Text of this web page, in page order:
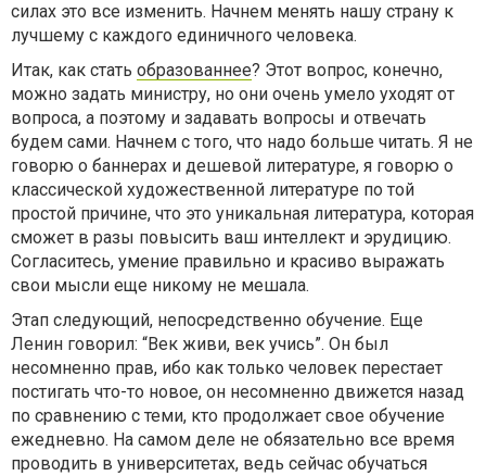
силах это все изменить. Начнем менять нашу страну к
лучшему с каждого единичного человека.
Итак, как стать образованнее? Этот вопрос, конечно,
можно задать министру, но они очень умело уходят от
вопроса, а поэтому и задавать вопросы и отвечать
будем сами. Начнем с того, что надо больше читать. Я не
говорю о баннерах и дешевой литературе, я говорю о
классической художественной литературе по той
простой причине, что это уникальная литература, которая
сможет в разы повысить ваш интеллект и эрудицию.
Согласитесь, умение правильно и красиво выражать
свои мысли еще никому не мешала.
Этап следующий, непосредственно обучение. Еще
Ленин говорил: “Век живи, век учись”. Он был
несомненно прав, ибо как только человек перестает
постигать что-то новое, он несомненно движется назад
по сравнению с теми, кто продолжает свое обучение
ежедневно. На самом деле не обязательно все время
проводить в университетах, ведь сейчас обучаться